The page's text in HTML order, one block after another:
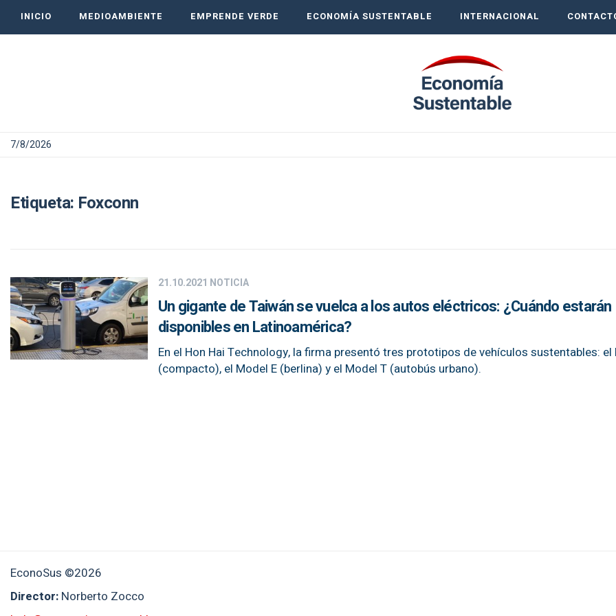
INICIO MEDIOAMBIENTE EMPRENDE VERDE ECONOMÍA SUSTENTABLE INTERNACIONAL
7/8/2026
Etiqueta: Foxconn
21.10.2021 NOTICIA
Un gigante de Taiwán se vuelca a los autos eléctricos: ¿Cuándo estarán
disponibles en Latinoamérica?
En el Hon Hai Technology, la firma presentó tres prototipos de vehículos sustentables: el
(compacto), el Model E (berlina) y el Model T (autobús urbano).
EconoSus ©2026
Director: Norberto Zocco